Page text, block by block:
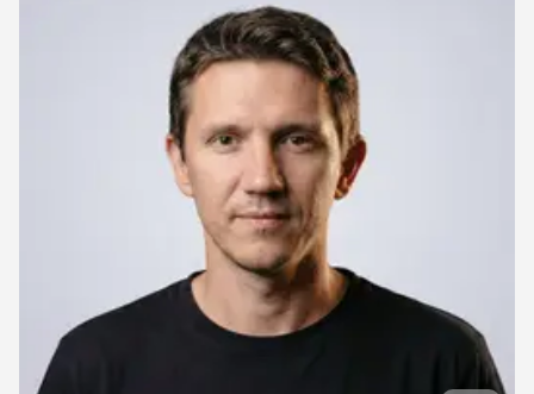
Согласие на обработку персональных данных